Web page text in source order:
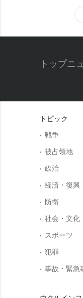
トップニ
トピック
戦争
被占領地
政治
経済・復興
防衛
社会・文化
スポーツ
犯罪
事故・緊急